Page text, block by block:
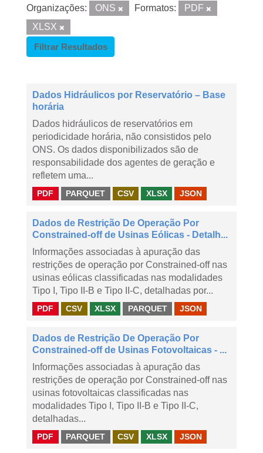
Organizações: ONS Formatos:
PDF
XLSX
Filtrar Resultados
Dados Hidráulicos por Reservatório – Base
horária
Dados hidráulicos de reservatórios em
periodicidade horária, não consistidos pelo
ONS. Os dados disponibilizados são de
responsabilidade dos agentes de geração e
refletem uma...
PDF PARQUET CSV XLSX JSON
Dados de Restrição De Operação Por
Constrained-off de Usinas Eólicas - Detalh...
Informações associadas à apuração das
restrições de operação por Constrained-off nas
usinas eólicas classificadas nas modalidades
Tipo I, Tipo II-B e Tipo II-C, detalhadas por...
PDF CSV XLSX PARQUET JSON
Dados de Restrição De Operação Por
Constrained-off de Usinas Fotovoltaicas - ...
Informações associadas à apuração das
restrições de operação por Constrained-off nas
usinas fotovoltaicas classificadas nas
modalidades Tipo I, Tipo II-B e Tipo II-C,
detalhadas...
PDF PARQUET CSV XLSX JSON